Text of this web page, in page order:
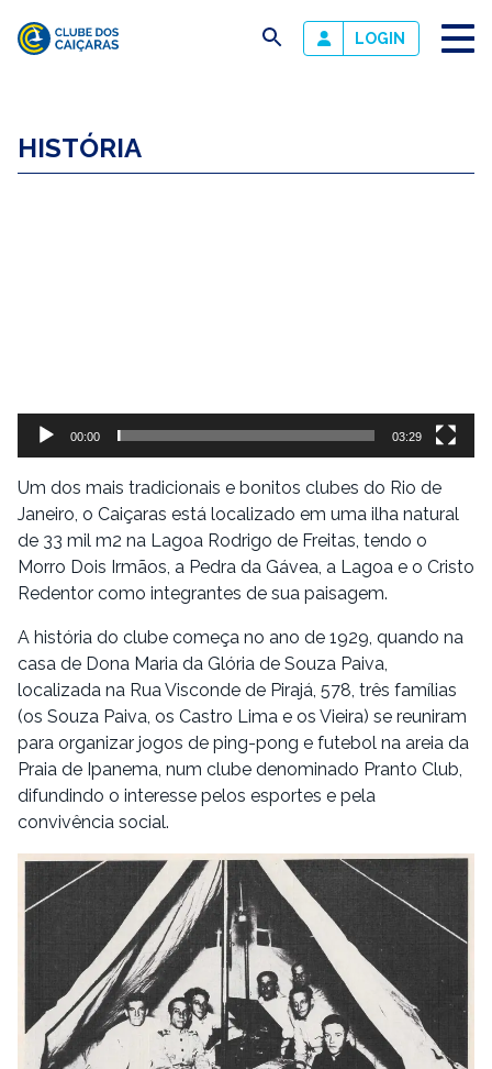
Caiçaras
busca LOGIN
HISTÓRIA
00:00 03:29
Um dos mais tradicionais e bonitos clubes do Rio de
Janeiro, o Caiçaras está localizado em uma ilha natural
de 33 mil m2 na Lagoa Rodrigo de Freitas, tendo o
Morro Dois Irmãos, a Pedra da Gávea, a Lagoa e o Cristo
Redentor como integrantes de sua paisagem.
A história do clube começa no ano de 1929, quando na
casa de Dona Maria da Glória de Souza Paiva,
localizada na Rua Visconde de Pirajá, 578, três famílias
(os Souza Paiva, os Castro Lima e os Vieira) se reuniram
para organizar jogos de ping-pong e futebol na areia da
Praia de Ipanema, num clube denominado Pranto Club,
difundindo o interesse pelos esportes e pela
convivência social.